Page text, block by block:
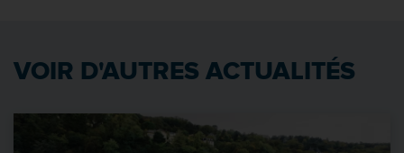
VOIR D'AUTRES ACTUALITÉS